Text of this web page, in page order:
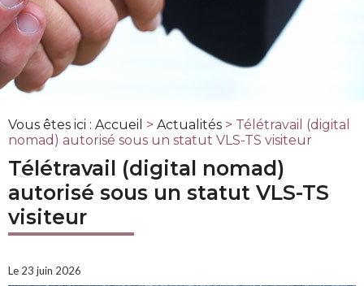
Vous êtes ici : Accueil > Actualités > Télétravail (digital
nomad) autorisé sous un statut VLS-TS visiteur
Télétravail (digital nomad)
autorisé sous un statut VLS-TS
visiteur
Le 23 juin 2026